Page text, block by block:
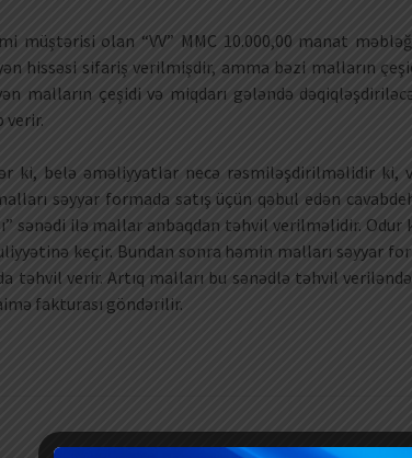
müştərisi olan “VV” MMC 10.000,00 manat
hissəsi sifariş verilmişdir, amma bəzi malların
malların çeşidi və miqdarı gələndə
verir.
ki, belə əməliyyatlar necə rəsmiləşdirilməlidir ki,
səyyar formada satış üçün qəbul edən
sənədi ilə mallar anbaqdan təhvil verilməlidir.
keçir. Bundan sonra həmin malları səyyar
təhvil verir. Artıq malları bu sənədlə təhvil
fakturası göndərilir.